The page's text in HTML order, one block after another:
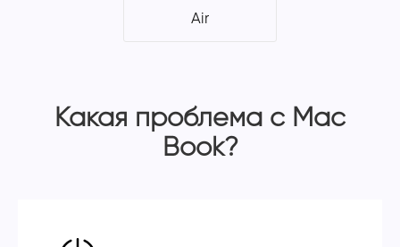
Air
Какая проблема с Mac
Book?